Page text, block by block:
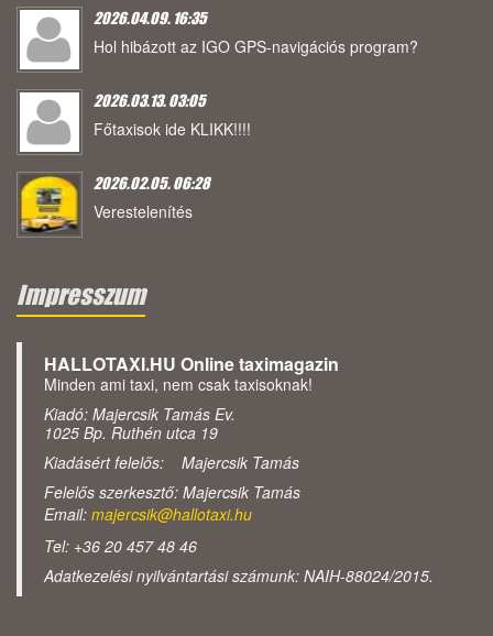
2026.04.09. 16:35
Hol hibázott az IGO GPS-navigációs program?
2026.03.13. 03:05
Főtaxisok ide KLIKK!!!!
2026.02.05. 06:28
Verestelenítés
Impresszum
HALLOTAXI.HU Online taximagazin
Minden ami taxi, nem csak taxisoknak!
Kiadó: Majercsik Tamás Ev.
1025 Bp. Ruthén utca 19
Kiadásért felelős: Majercsik Tamás
Felelős szerkesztő: Majercsik Tamás
Email: majercsik@hallotaxi.hu
Tel: +36 20 457 48 46
Adatkezelési nyilvántartási számunk: NAIH-88024/2015.